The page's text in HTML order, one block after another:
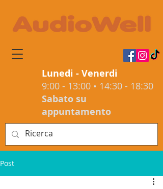
Lunedi - Venerdi
9:00 - 13:00 • 14:30 - 18:30
Sabato su
appuntamento
Post